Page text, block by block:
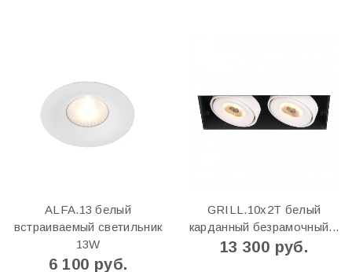
ALFA.13 белый
встраиваемый светильник
13W
6 100 руб.
GRILL.10x2T белый
карданный безрамочный...
13 300 руб.